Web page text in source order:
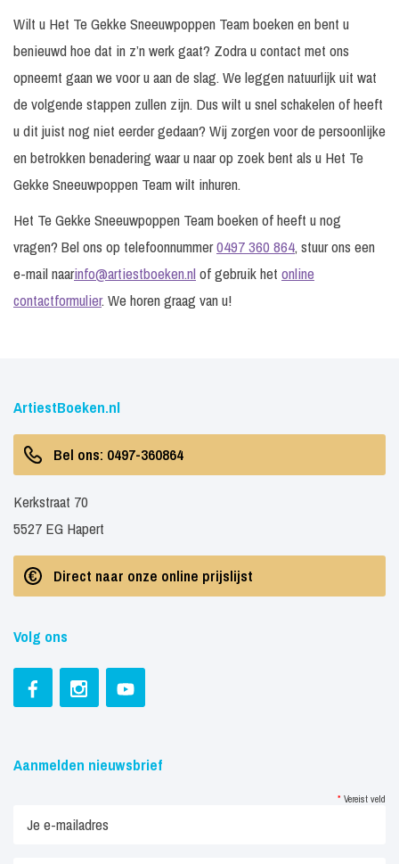
Wilt u Het Te Gekke Sneeuwpoppen Team boeken en bent u
benieuwd hoe dat in z’n werk gaat? Zodra u contact met ons
opneemt gaan we voor u aan de slag. We leggen natuurlijk uit wat
de volgende stappen zullen zijn. Dus wilt u snel schakelen of heeft
u dit juist nog niet eerder gedaan? Wij zorgen voor de persoonlijke
en betrokken benadering waar u naar op zoek bent als u Het Te
Gekke Sneeuwpoppen Team wilt inhuren.
Het Te Gekke Sneeuwpoppen Team boeken of heeft u nog
vragen? Bel ons op telefoonnummer0497 360 864, stuur ons een
e-mail naarinfo@artiestboeken.nlof gebruik het online
contactformulier. We horen graag van u!
ArtiestBoeken.nl
Bel ons: 0497-360864
Kerkstraat 70
5527 EG Hapert
Direct naar onze online prijslijst
Volg ons
Aanmelden nieuwsbrief
* Vereist veld